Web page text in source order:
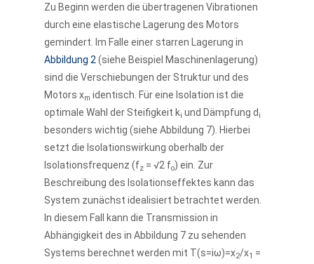
Zu Beginn werden die übertragenen Vibrationen
durch eine elastische Lagerung des Motors
gemindert. Im Falle einer starren Lagerung in
Abbildung 2 (siehe Beispiel Maschinenlagerung)
sind die Verschiebungen der Struktur und des
Motors xm identisch. Für eine Isolation ist die
optimale Wahl der Steifigkeit ki und Dämpfung d i
besonders wichtig (siehe Abbildung 7). Hierbei
setzt die Isolationswirkung oberhalb der
Isolationsfrequenz (fz= √2 fo) ein. Zur
Beschreibung des Isolationseffektes kann das
System zunächst idealisiert betrachtet werden.
In diesem Fall kann die Transmission in
Abhängigkeit des in Abbildung 7 zu sehenden
Systems berechnet werden mit T(s=iω)=x2/x1 =